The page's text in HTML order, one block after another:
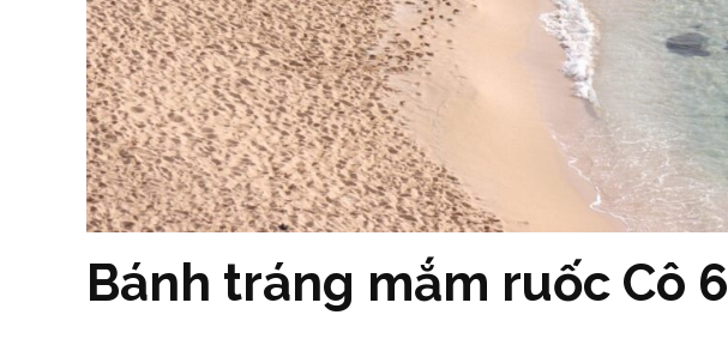
Bánh tráng mắm ruốc Cô 6